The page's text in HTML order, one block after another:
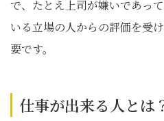
で、たとえ上司が嫌いであっ
いる立場の人からの評価を受
要です。
仕事が出来る人とは